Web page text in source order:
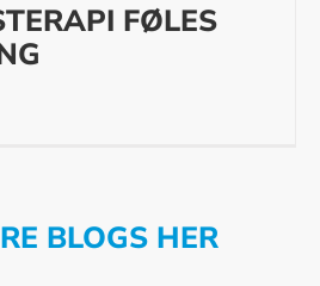
FØLES
BLOGS HER